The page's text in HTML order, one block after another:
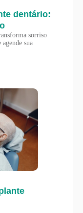
dentário:
sorriso
agende sua